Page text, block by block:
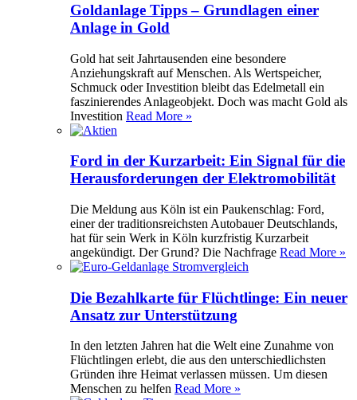
Goldanlage Tipps – Grundlagen einer
Anlage in Gold
Gold hat seit Jahrtausenden eine besondere
Anziehungskraft auf Menschen. Als Wertspeicher,
Schmuck oder Investition bleibt das Edelmetall ein
faszinierendes Anlageobjekt. Doch was macht Gold als
Investition Read More »
Ford in der Kurzarbeit: Ein Signal für die
Herausforderungen der Elektromobilität
Die Meldung aus Köln ist ein Paukenschlag: Ford,
einer der traditionsreichsten Autobauer Deutschlands,
hat für sein Werk in Köln kurzfristig Kurzarbeit
angekündigt. Der Grund? Die Nachfrage Read More »
Die Bezahlkarte für Flüchtlinge: Ein neuer
Ansatz zur Unterstützung
In den letzten Jahren hat die Welt eine Zunahme von
Flüchtlingen erlebt, die aus den unterschiedlichsten
Gründen ihre Heimat verlassen müssen. Um diesen
Menschen zu helfen Read More »